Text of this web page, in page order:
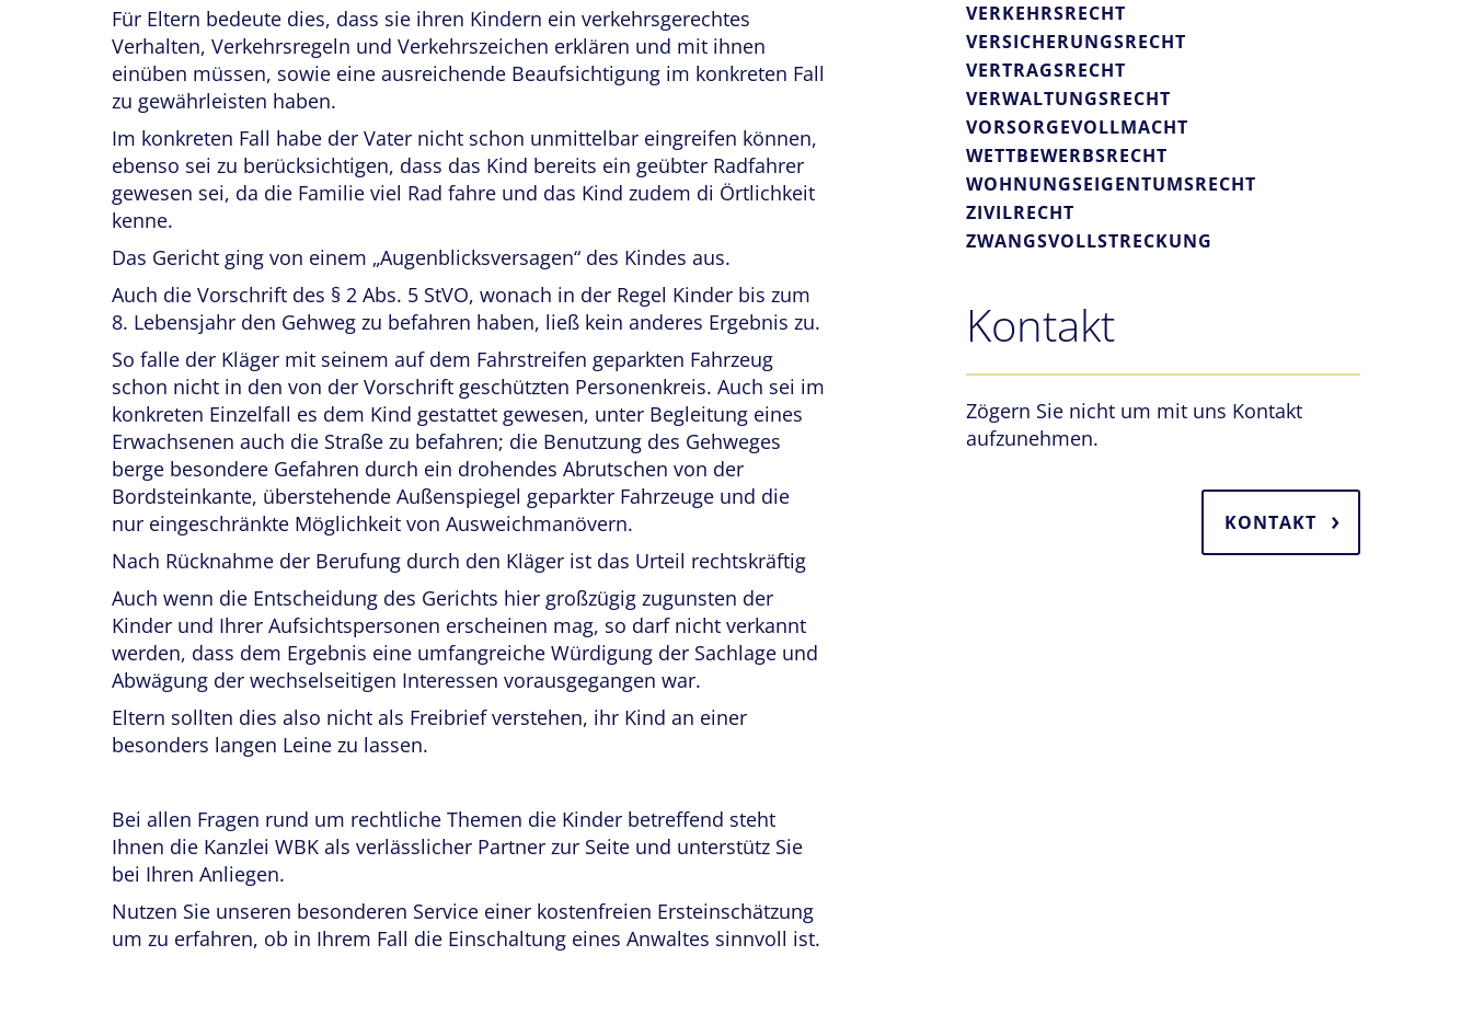
Für Eltern bedeute dies, dass sie ihren Kindern ein verkehrsgerechtes
Verhalten, Verkehrsregeln und Verkehrszeichen erklären und mit ihnen
einüben müssen, sowie eine ausreichende Beaufsichtigung im konkreten Fall
zu gewährleisten haben.
Im konkreten Fall habe der Vater nicht schon unmittelbar eingreifen können,
ebenso sei zu berücksichtigen, dass das Kind bereits ein geübter Radfahrer
gewesen sei, da die Familie viel Rad fahre und das Kind zudem di Örtlichkeit
kenne.
Das Gericht ging von einem „Augenblicksversagen“ des Kindes aus.
Auch die Vorschrift des § 2 Abs. 5 StVO, wonach in der Regel Kinder bis zum
8. Lebensjahr den Gehweg zu befahren haben, ließ kein anderes Ergebnis zu.
So falle der Kläger mit seinem auf dem Fahrstreifen geparkten Fahrzeug
schon nicht in den von der Vorschrift geschützten Personenkreis. Auch sei im
konkreten Einzelfall es dem Kind gestattet gewesen, unter Begleitung eines
Erwachsenen auch die Straße zu befahren; die Benutzung des Gehweges
berge besondere Gefahren durch ein drohendes Abrutschen von der
Bordsteinkante, überstehende Außenspiegel geparkter Fahrzeuge und die
nur eingeschränkte Möglichkeit von Ausweichmanövern.
Nach Rücknahme der Berufung durch den Kläger ist das Urteil rechtskräftig
Auch wenn die Entscheidung des Gerichts hier großzügig zugunsten der
Kinder und Ihrer Aufsichtspersonen erscheinen mag, so darf nicht verkannt
werden, dass dem Ergebnis eine umfangreiche Würdigung der Sachlage und
Abwägung der wechselseitigen Interessen vorausgegangen war.
Eltern sollten dies also nicht als Freibrief verstehen, ihr Kind an einer
besonders langen Leine zu lassen.
Bei allen Fragen rund um rechtliche Themen die Kinder betreffend steht
Ihnen die Kanzlei WBK als verlässlicher Partner zur Seite und unterstütz Sie
bei Ihren Anliegen.
Nutzen Sie unseren besonderen Service einer kostenfreien Ersteinschätzung
um zu erfahren, ob in Ihrem Fall die Einschaltung eines Anwaltes sinnvoll ist.
VERKEHRSRECHT
VERSICHERUNGSRECHT
VERTRAGSRECHT
VERWALTUNGSRECHT
VORSORGEVOLLMACHT
WETTBEWERBSRECHT
WOHNUNGSEIGENTUMSRECHT
ZIVILRECHT
ZWANGSVOLLSTRECKUNG
Kontakt
Zögern Sie nicht um mit uns Kontakt
aufzunehmen.
KONTAKT